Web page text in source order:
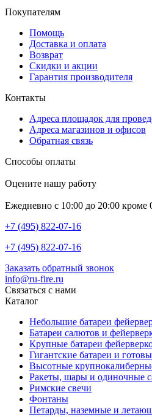
Покупателям
Помощь
Доставка и оплата
Возврат
Скидки и акции
Гарантия производителя
Контакты
Адреса площадок для
Адреса магазинов и офисов
Обратная связь
Способы оплаты
Оцените нашу работу
Ежедневно с 10:00 до 20:00 кроме
+7 (495) 822-07-16
+7 (495) 822-07-16
Заказать обратный звонок
info@ru-fire.ru
Связаться с нами
Каталог
Небольшие батареи
Батареи салютов и
Крупные батареи
Гигантские батареи и
Высотные
Ракеты, шары и одиночные
Римские свечи
Фонтаны
Петарды, наземные и